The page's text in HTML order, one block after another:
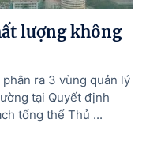
Nội.
Thông tin điện tử Chính
lượng không
ra 3 vùng quản lý
tại Quyết định
tổng thể Thủ ...